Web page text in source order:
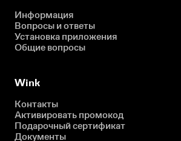
Информация
Вопросы и ответы
Установка приложения
Общие вопросы
Wink
Контакты
Активировать промокод
Подарочный сертификат
Документы